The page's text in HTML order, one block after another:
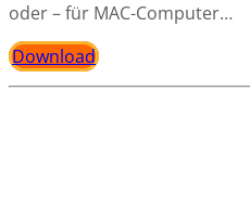
oder – für MAC-Computer…
Download